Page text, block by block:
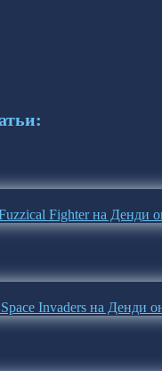
Fighter на Денди
Invaders на Денди